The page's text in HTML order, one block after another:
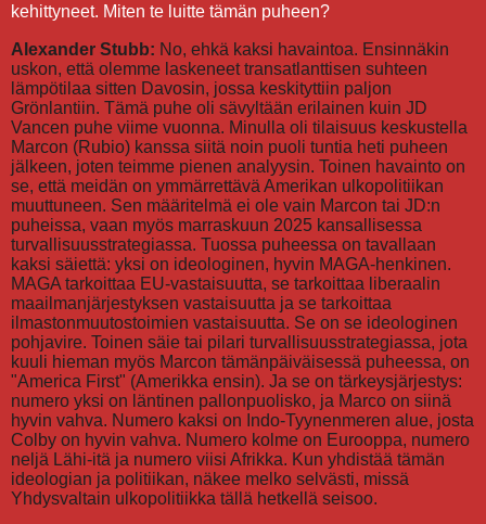
kehittyneet. Miten te luitte tämän puheen?
Alexander Stubb: No, ehkä kaksi havaintoa. Ensinnäkin
uskon, että olemme laskeneet transatlanttisen suhteen
lämpötilaa sitten Davosin, jossa keskityttiin paljon
Grönlantiin. Tämä puhe oli sävyltään erilainen kuin JD
Vancen puhe viime vuonna. Minulla oli tilaisuus keskustella
Marcon (Rubio) kanssa siitä noin puoli tuntia heti puheen
jälkeen, joten teimme pienen analyysin. Toinen havainto on
se, että meidän on ymmärrettävä Amerikan ulkopolitiikan
muuttuneen. Sen määritelmä ei ole vain Marcon tai JD:n
puheissa, vaan myös marraskuun 2025 kansallisessa
turvallisuusstrategiassa. Tuossa puheessa on tavallaan
kaksi säiettä: yksi on ideologinen, hyvin MAGA-henkinen.
MAGA tarkoittaa EU-vastaisuutta, se tarkoittaa liberaalin
maailmanjärjestyksen vastaisuutta ja se tarkoittaa
ilmastonmuutostoimien vastaisuutta. Se on se ideologinen
pohjavire. Toinen säie tai pilari turvallisuusstrategiassa, jota
kuuli hieman myös Marcon tämänpäiväisessä puheessa, on
"America First" (Amerikka ensin). Ja se on tärkeysjärjestys:
numero yksi on läntinen pallonpuolisko, ja Marco on siinä
hyvin vahva. Numero kaksi on Indo-Tyynenmeren alue, josta
Colby on hyvin vahva. Numero kolme on Eurooppa, numero
neljä Lähi-itä ja numero viisi Afrikka. Kun yhdistää tämän
ideologian ja politiikan, näkee melko selvästi, missä
Yhdysvaltain ulkopolitiikka tällä hetkellä seisoo.